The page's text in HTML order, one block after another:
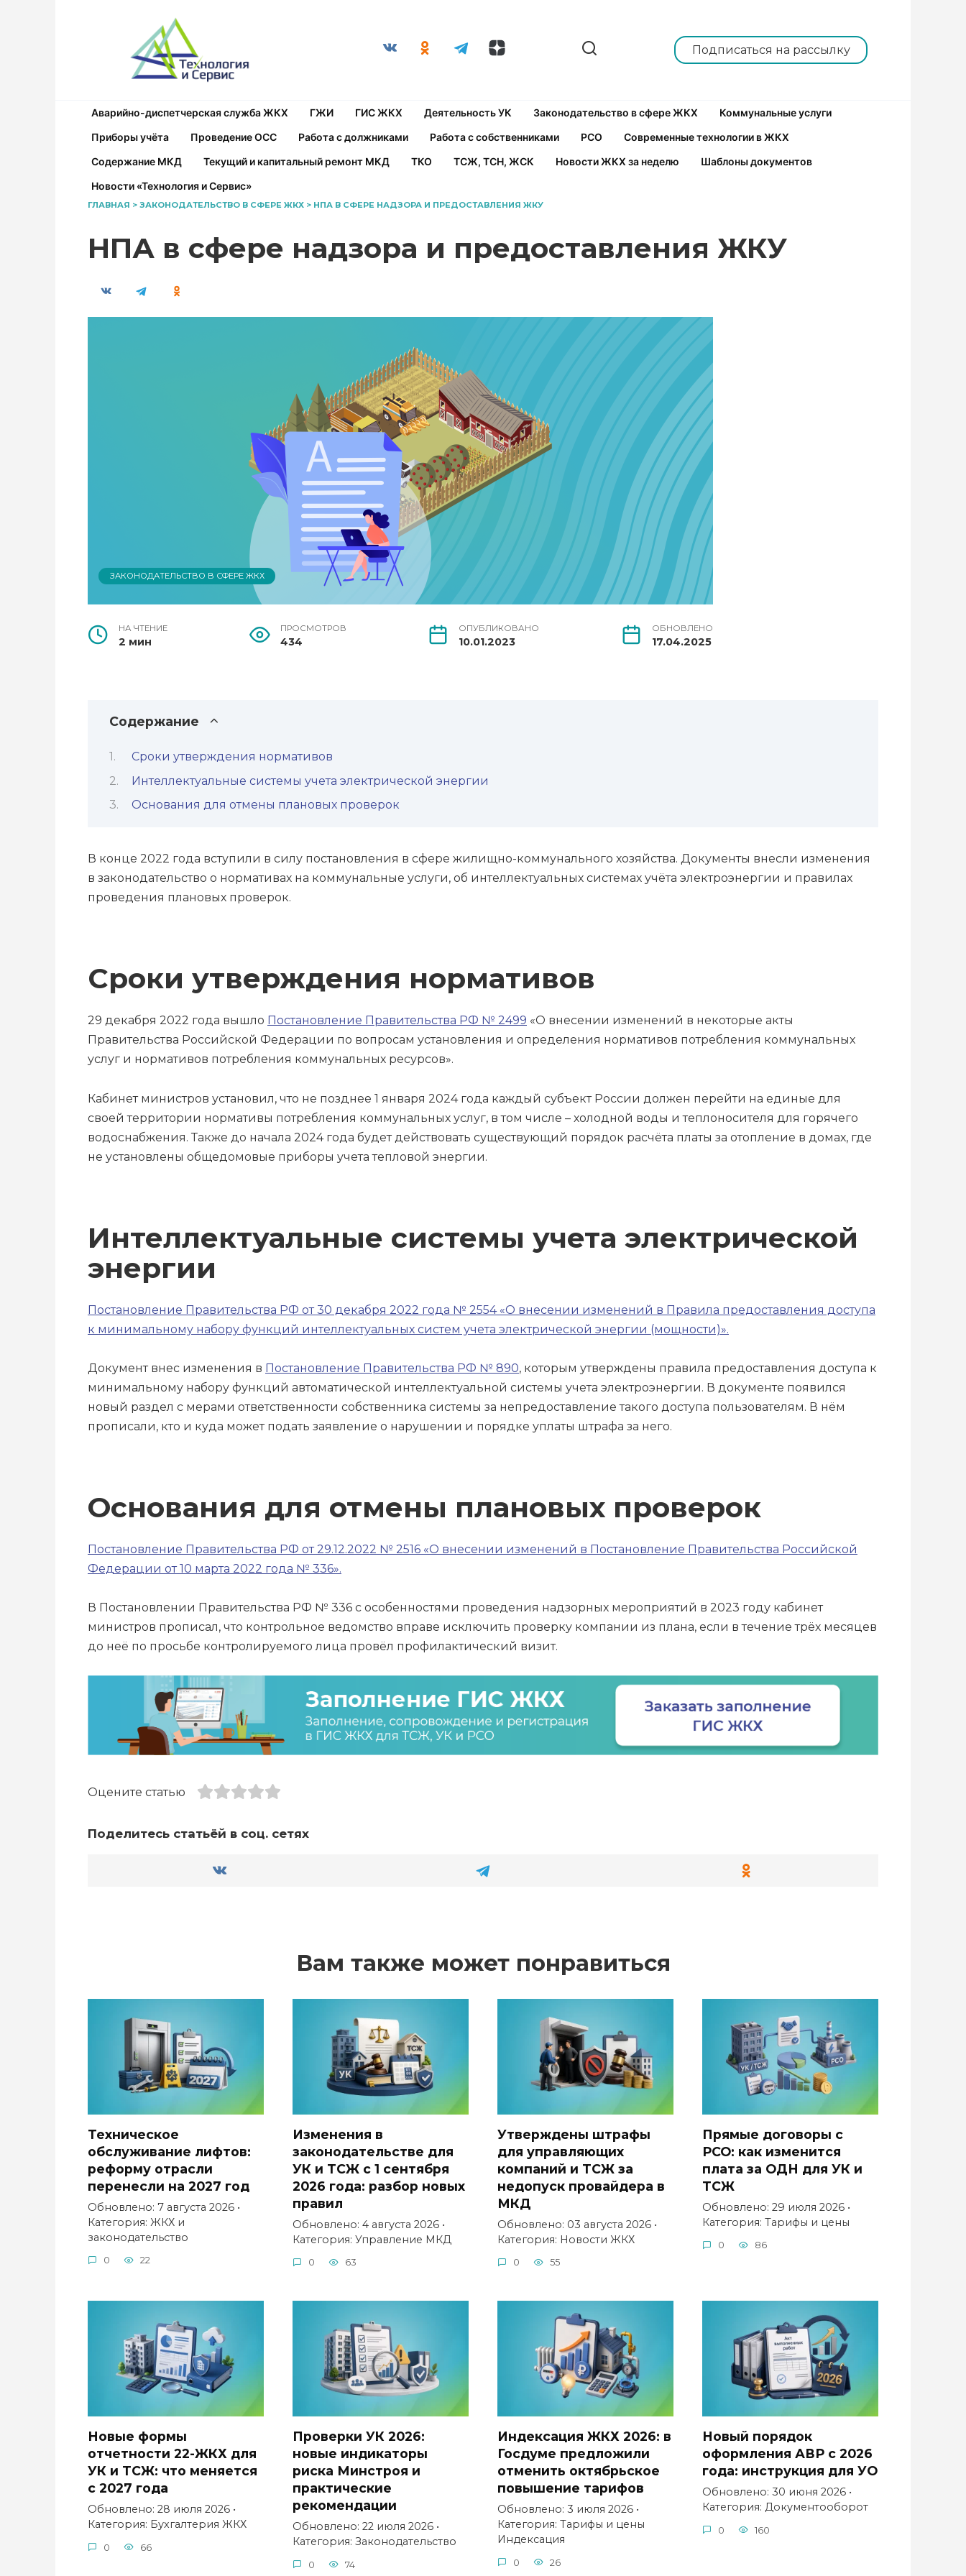
Подписаться на рассылку
Аварийно-диспетчерская служба ЖКХ ГЖИ ГИС ЖКХ Деятельность УК Законодательство в сфере ЖКХ
Коммунальные услуги
Приборы учёта
Проведение ОСС Работа с должниками Работа с собственниками РСО
Современные технологии в ЖКХ
Содержание МКД
Текущий и капитальный ремонт МКД ТКО ТСЖ, ТСН, ЖСК Новости ЖКХ за неделю
Шаблоны документов
Новости «Технология и Сервис»
ГЛАВНАЯ > ЗАКОНОДАТЕЛЬСТВО В СФЕРЕ ЖКХ > НПА В СФЕРЕ НАДЗОРА И ПРЕДОСТАВЛЕНИЯ ЖКУ
НПА в сфере надзора и предоставления ЖКУ
ЗАКОНОДАТЕЛЬСТВО В СФЕРЕ ЖКХ
НА ЧТЕНИЕ
2 мин
ПРОСМОТРОВ
434
ОПУБЛИКОВАНО
10.01.2023
ОБНОВЛЕНО
17.04.2025
Содержание
Сроки утверждения нормативов
Интеллектуальные системы учета электрической энергии
Основания для отмены плановых проверок
В конце 2022 года вступили в силу постановления в сфере жилищно-коммунального хозяйства. Документы внесли изменения
в законодательство о нормативах на коммунальные услуги, об интеллектуальных системах учёта электроэнергии и правилах
проведения плановых проверок.
Сроки утверждения нормативов
29 декабря 2022 года вышло Постановление Правительства РФ № 2499 «О внесении изменений в некоторые акты
Правительства Российской Федерации по вопросам установления и определения нормативов потребления коммунальных
услуг и нормативов потребления коммунальных ресурсов».
Кабинет министров установил, что не позднее 1 января 2024 года каждый субъект России должен перейти на единые для
своей территории нормативы потребления коммунальных услуг, в том числе – холодной воды и теплоносителя для горячего
водоснабжения. Также до начала 2024 года будет действовать существующий порядок расчёта платы за отопление в домах, где
не установлены общедомовые приборы учета тепловой энергии.
Интеллектуальные системы учета электрической
энергии
Постановление Правительства РФ от 30 декабря 2022 года № 2554 «О внесении изменений в Правила предоставления доступа
к минимальному набору функций интеллектуальных систем учета электрической энергии (мощности)».
Документ внес изменения в Постановление Правительства РФ № 890, которым утверждены правила предоставления доступа к
минимальному набору функций автоматической интеллектуальной системы учета электроэнергии. В документе появился
новый раздел с мерами ответственности собственника системы за непредоставление такого доступа пользователям. В нём
прописали, кто и куда может подать заявление о нарушении и порядке уплаты штрафа за него.
Основания для отмены плановых проверок
Постановление Правительства РФ от 29.12.2022 № 2516 «О внесении изменений в Постановление Правительства Российской
Федерации от 10 марта 2022 года № 336».
В Постановлении Правительства РФ № 336 с особенностями проведения надзорных мероприятий в 2023 году кабинет
министров прописал, что контрольное ведомство вправе исключить проверку компании из плана, если в течение трёх месяцев
до неё по просьбе контролируемого лица провёл профилактический визит.
Оцените статью
Поделитесь статьёй в соц. сетях
Вам также может понравиться
Техническое
обслуживание лифтов:
реформу отрасли
перенесли на 2027 год
Обновлено: 7 августа 2026 •
Категория: ЖКХ и
законодательство
0 22
Изменения в
законодательстве для
УК и ТСЖ с 1 сентября
2026 года: разбор новых
правил
Обновлено: 4 августа 2026 •
Категория: Управление МКД
0 63
Утверждены штрафы
для управляющих
компаний и ТСЖ за
недопуск провайдера в
МКД
Обновлено: 03 августа 2026 •
Категория: Новости ЖКХ
0 55
Прямые договоры с
РСО: как изменится
плата за ОДН для УК и
ТСЖ
Обновлено: 29 июля 2026 •
Категория: Тарифы и цены
0 86
Новые формы
отчетности 22-ЖКХ для
УК и ТСЖ: что меняется
с 2027 года
Обновлено: 28 июля 2026 •
Категория: Бухгалтерия ЖКХ
0 66
Проверки УК 2026:
новые индикаторы
риска Минстроя и
практические
рекомендации
Обновлено: 22 июля 2026 •
Категория: Законодательство
0 74
Индексация ЖКХ 2026: в
Госдуме предложили
отменить октябрьское
повышение тарифов
Обновлено: 3 июля 2026 •
Категория: Тарифы и цены
Индексация
0 26
Новый порядок
оформления АВР с 2026
года: инструкция для УО
Обновлено: 30 июня 2026 •
Категория: Документооборот
0 160